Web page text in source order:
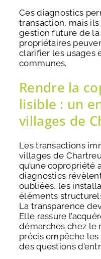
Ces diagnostics
transaction, mais
gestion future de
propriétaires
clarifier les usages
communes.
Rendre la
lisible : un
villages de
Les transactions
villages de
qu’une copropriété
diagnostics
oubliées, les
éléments
La transparence
Elle rassure
démarches chez le
précis empêche
des questions